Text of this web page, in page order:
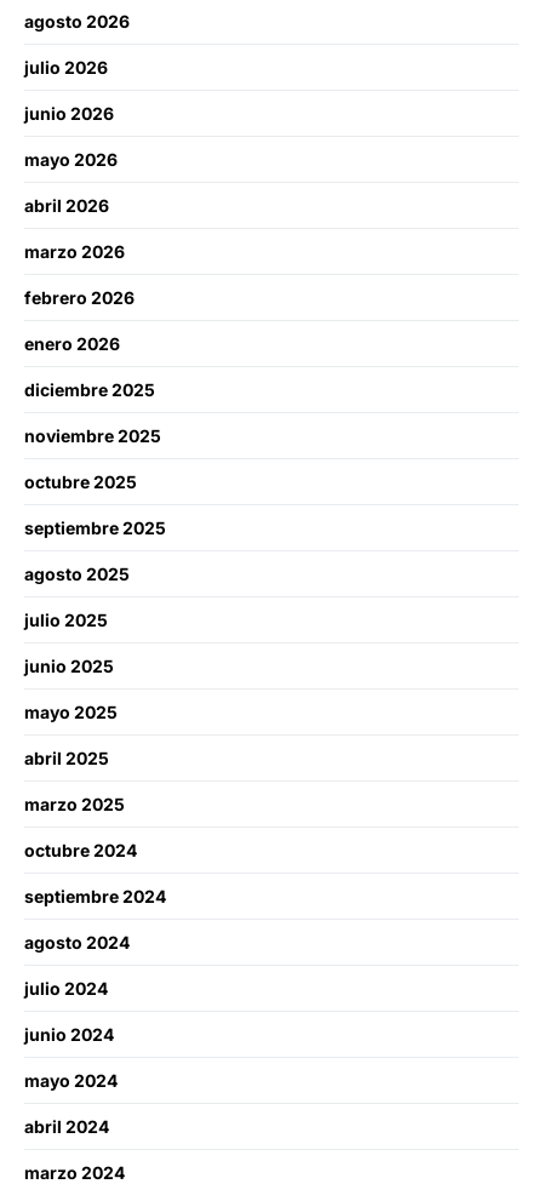
agosto 2026
julio 2026
junio 2026
mayo 2026
abril 2026
marzo 2026
febrero 2026
enero 2026
diciembre 2025
noviembre 2025
octubre 2025
septiembre 2025
agosto 2025
julio 2025
junio 2025
mayo 2025
abril 2025
marzo 2025
octubre 2024
septiembre 2024
agosto 2024
julio 2024
junio 2024
mayo 2024
abril 2024
marzo 2024